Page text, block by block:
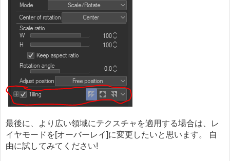
最後に、より広い領域にテクスチャを適用する場合は、レ
イヤモードを[オーバーレイ]に変更したいと思います。 自
由に試してみてください!